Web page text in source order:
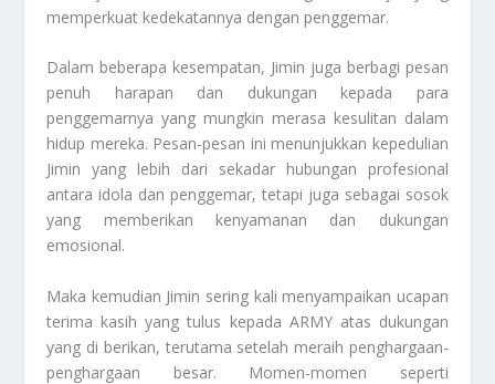
memperkuat kedekatannya dengan penggemar.
Dalam beberapa kesempatan, Jimin juga berbagi pesan
penuh harapan dan dukungan kepada para
penggemarnya yang mungkin merasa kesulitan dalam
hidup mereka. Pesan-pesan ini menunjukkan kepedulian
Jimin yang lebih dari sekadar hubungan profesional
antara idola dan penggemar, tetapi juga sebagai sosok
yang memberikan kenyamanan dan dukungan
emosional.
Maka kemudian Jimin sering kali menyampaikan ucapan
terima kasih yang tulus kepada ARMY atas dukungan
yang di berikan, terutama setelah meraih penghargaan-
penghargaan besar. Momen-momen seperti